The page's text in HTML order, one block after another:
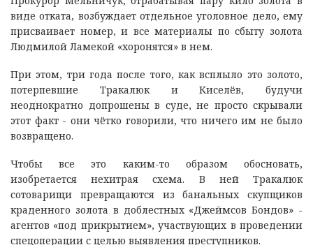
виде отката, возбуждает отдельное уголовное дело, ему
присваивает номер, и все материалы по сбыту золота
Людмилой Ламекой «хоронятся» в нем.
При этом, три года после того, как всплыло это золото,
потерпевшие Тракалюк и Киселёв, будучи
неоднократно допрошены в суде, не просто скрывали
этот факт - они чётко говорили, что ничего им не было
возвращено.
Чтобы все это каким-то образом обосновать,
изобретается нехитрая схема. В ней Тракалюк
сотоварищи превращаются из банальных скупщиков
краденного золота в доблестных «Джеймсов Бондов» -
агентов «под прикрытием», участвующих в проведении
спецоперации с целью выявления преступников.